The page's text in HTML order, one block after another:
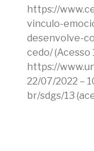
https://
vinculo-
desenvolve-
cedo/ (Acesso
https://
22/07/2022 –
br/sdgs/13